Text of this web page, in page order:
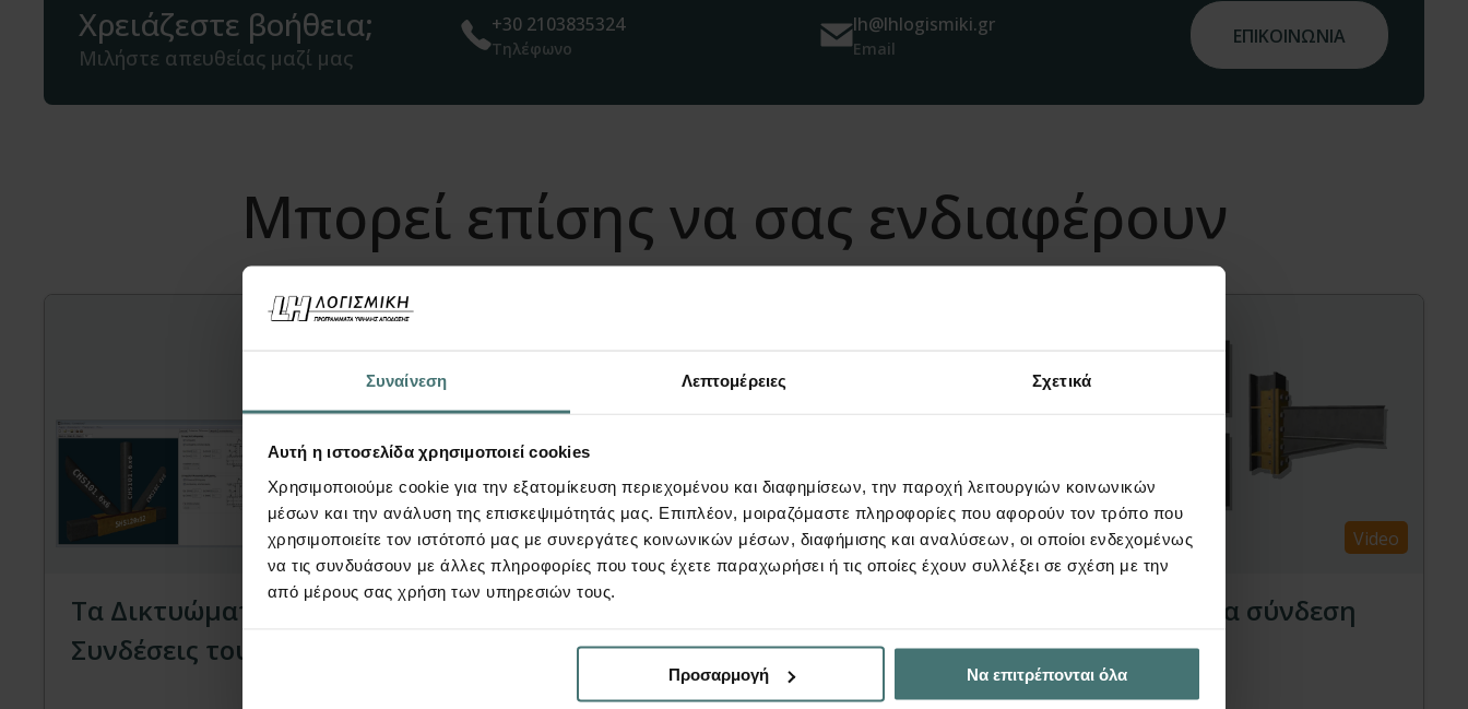
Συναίνεση Λεπτομέρειες Σχετικά
Αυτή η ιστοσελίδα χρησιμοποιεί cookies
Χρησιμοποιούμε cookie για την εξατομίκευση περιεχομένου και διαφημίσεων, την παροχή λειτουργιών κοινωνικών
μέσων και την ανάλυση της επισκεψιμότητάς μας. Επιπλέον, μοιραζόμαστε πληροφορίες που αφορούν τον τρόπο που
χρησιμοποιείτε τον ιστότοπό μας με συνεργάτες κοινωνικών μέσων, διαφήμισης και αναλύσεων, οι οποίοι ενδεχομένως
να τις συνδυάσουν με άλλες πληροφορίες που τους έχετε παραχωρήσει ή τις οποίες έχουν συλλέξει σε σχέση με την
από μέρους σας χρήση των υπηρεσιών τους.
Προσαρμογή Να επιτρέπονται όλα
Χρειάζεστε βοήθεια;
Μιλήστε απευθείας μαζί μας
+30 2103835324
Τηλέφωνο
lh@lhlogismiki.gr
Email ΕΠΙΚΟΙΝΩΝΙΑ
Μπορεί επίσης να σας ενδιαφέρουν
Video
Τα Δικτυώματα και οι
Συνδέσεις τους
Video
Σύνδεση Έδρασης Μεταλλικού
Υποστυλώματος
Video
Πώς επιλύεται μια σύνδεση
ροπής (δοκού σε
υποστύλωμα).